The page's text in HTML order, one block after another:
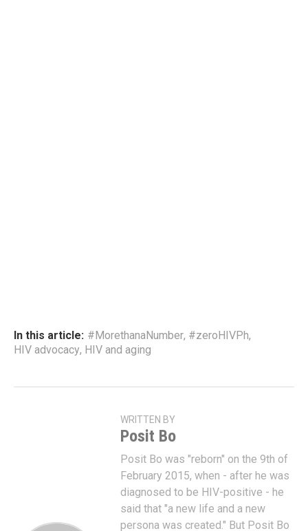
In this article: #MorethanaNumber, #zeroHIVPh,
HIV advocacy, HIV and aging
WRITTEN BY
Posit Bo
Posit Bo was "reborn" on the 9th of
February 2015, when - after he was
diagnosed to be HIV-positive - he
said that "a new life and a new
persona was created." But Posit Bo